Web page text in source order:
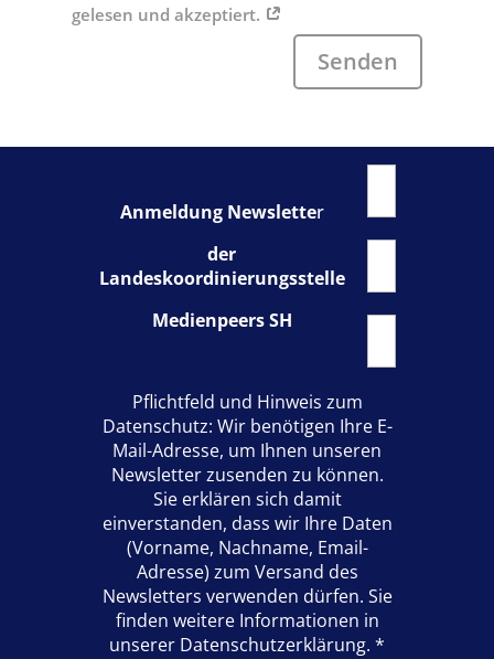
gelesen und akzeptiert.
Senden
Anmeldung Newsletter
der
Landeskoordinierungsstelle
Medienpeers SH
Pflichtfeld und Hinweis zum
Datenschutz: Wir benötigen Ihre E-
Mail-Adresse, um Ihnen unseren
Newsletter zusenden zu können.
Sie erklären sich damit
einverstanden, dass wir Ihre Daten
(Vorname, Nachname, Email-
Adresse) zum Versand des
Newsletters verwenden dürfen. Sie
finden weitere Informationen in
unserer Datenschutzerklärung. *